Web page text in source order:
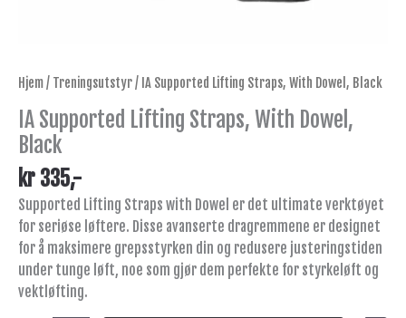
Hjem/ Treningsutstyr/ IA Supported Lifting Straps, With Dowel, Black
IA Supported Lifting Straps, With Dowel,
Black
kr 335,-
Supported Lifting Straps with Dowel er det ultimate verktøyet
for seriøse løftere. Disse avanserte dragremmene er designet
for å maksimere grepsstyrken din og redusere justeringstiden
under tunge løft, noe som gjør dem perfekte for styrkeløft og
vektløfting.